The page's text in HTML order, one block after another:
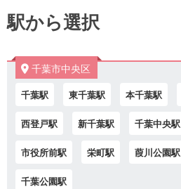
駅から選択
千葉市中央区
千葉駅 東千葉駅 本千葉駅
西登戸駅 新千葉駅 千葉中央駅
市役所前駅 栄町駅 葭川公園駅
千葉公園駅